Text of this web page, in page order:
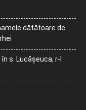
dătătoare de
s. Lucășeuca, r-l